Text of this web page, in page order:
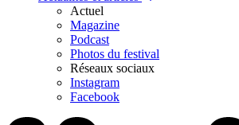
Actuel
Magazine
Podcast
Photos du festival
Réseaux sociaux
Instagram
Facebook